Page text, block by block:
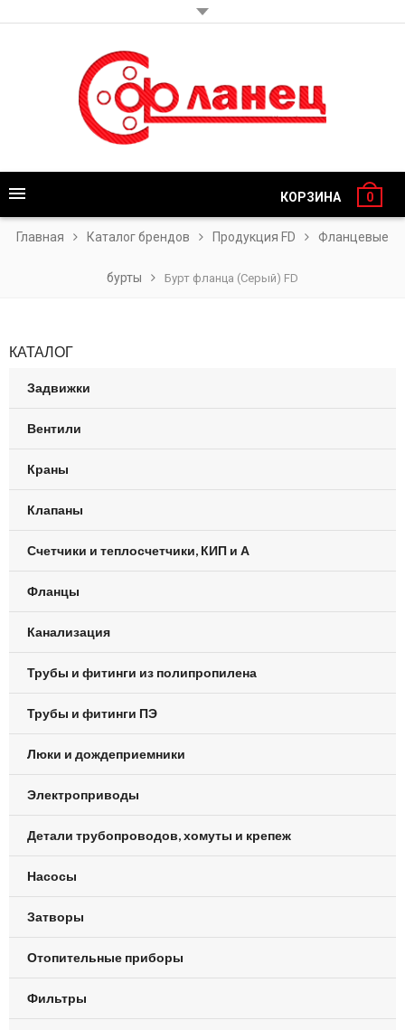
КОРЗИНА 0
Главная Каталог брендов Продукция FD Фланцевые
бурты Бурт фланца (Серый) FD
КАТАЛОГ
Задвижки
Вентили
Краны
Клапаны
Счетчики и теплосчетчики, КИП и А
Фланцы
Канализация
Трубы и фитинги из полипропилена
Трубы и фитинги ПЭ
Люки и дождеприемники
Электроприводы
Детали трубопроводов, хомуты и крепеж
Насосы
Затворы
Отопительные приборы
Фильтры